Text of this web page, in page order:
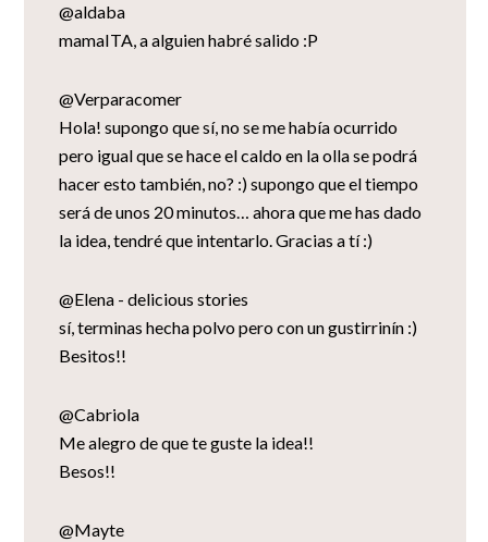
@aldaba
mamaITA, a alguien habré salido :P
@Verparacomer
Hola! supongo que sí, no se me había ocurrido
pero igual que se hace el caldo en la olla se podrá
hacer esto también, no? :) supongo que el tiempo
será de unos 20 minutos… ahora que me has dado
la idea, tendré que intentarlo. Gracias a tí :)
@Elena - delicious stories
sí, terminas hecha polvo pero con un gustirrinín :)
Besitos!!
@Cabriola
Me alegro de que te guste la idea!!
Besos!!
@Mayte